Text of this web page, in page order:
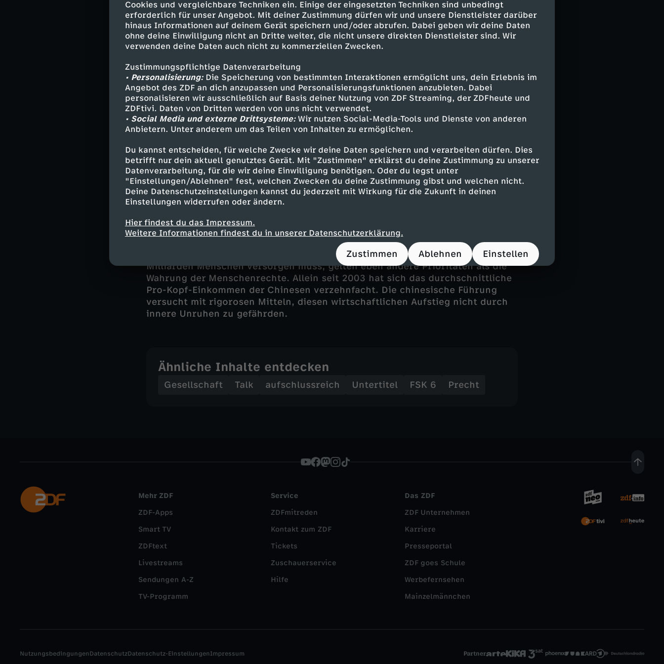
Cookies und vergleichbare Techniken ein. Einige der eingesetzten Techniken sind unbedingt
erforderlich für unser Angebot. Mit deiner Zustimmung dürfen wir und unsere Dienstleister darüber
hinaus Informationen auf deinem Gerät speichern und/oder abrufen. Dabei geben wir deine Daten
ohne deine Einwilligung nicht an Dritte weiter, die nicht unsere direkten Dienstleister sind. Wir
verwenden deine Daten auch nicht zu kommerziellen Zwecken.
Zustimmungspflichtige Datenverarbeitung
• Personalisierung:Die Speicherung von bestimmten Interaktionen ermöglicht uns, dein Erlebnis im
Angebot des ZDF an dich anzupassen und Personalisierungsfunktionen anzubieten. Dabei
personalisieren wir ausschließlich auf Basis deiner Nutzung von ZDF Streaming, der ZDFheute und
ZDFtivi. Daten von Dritten werden von uns nicht verwendet.
• Social Media und externe Drittsysteme:Wir nutzen Social-Media-Tools und Dienste von anderen
Anbietern. Unter anderem um das Teilen von Inhalten zu ermöglichen.
Du kannst entscheiden, für welche Zwecke wir deine Daten speichern und verarbeiten dürfen. Dies
betrifft nur dein aktuell genutztes Gerät. Mit "Zustimmen" erklärst du deine Zustimmung zu unserer
Datenverarbeitung, für die wir deine Einwilligung benötigen. Oder du legst unter
"Einstellungen/Ablehnen" fest, welchen Zwecken du deine Zustimmung gibst und welchen nicht.
Deine Datenschutzeinstellungen kannst du jederzeit mit Wirkung für die Zukunft in deinen
Einstellungen widerrufen oder ändern.
Hier findest du das Impressum.
Weitere Informationen findest du in unserer Datenschutzerklärung.
Zustimmen Ablehnen Einstellen
Parallele zur Überwindung der Adelsgesellschaft im 19. Jahrhundert. Die
Mehrheit der Bürger wollte sich damals von der Minderheit des Adels nicht
mehr die Spielregeln diktieren lassen. Ebenso weigert sich heute die Mehrheit
der Weltbevölkerung – allen voran China –, sich auf globaler Ebene der
Hegemonie des Westens weiter unterzuordnen.
Doch wie soll Deutschland mit einem immer mächtigeren China umgehen? Auf
der einen Seite ist die Volksrepublik nach den USA der wichtigste
Handelspartner, auf der anderen Seite erfordert eine wertegeleitete
Außenpolitik, dass man Peking mit der Verletzung der Menschenrechte
konfrontiert. Kann man Milliardeninvestitionen Chinas in die heimische
Infrastruktur zulassen und gleichzeitig die Verfolgung der Uiguren, die
Drohungen gegen Taiwan und den gravierenden Mangel an Rechtsstaatlichkeit
anprangern?
China sieht sich jedoch – anders als der Westen – nicht im Kampf zwischen
Demokratien und Autokratien, sondern als Aufsteiger – und im Wettkampf mit
den etablierten Mächten des Westens, so Frank Sieren. Für ein Land, das 1,4
Milliarden Menschen versorgen muss, gelten eben andere Prioritäten als die
Wahrung der Menschenrechte. Allein seit 2003 hat sich das durchschnittliche
Pro-Kopf-Einkommen der Chinesen verzehnfacht. Die chinesische Führung
versucht mit rigorosen Mitteln, diesen wirtschaftlichen Aufstieg nicht durch
innere Unruhen zu gefährden.
Ähnliche Inhalte entdecken
Gesellschaft Talk aufschlussreich Untertitel FSK 6 Precht
Mehr ZDF
ZDF-Apps
Smart TV
ZDFtext
Livestreams
Sendungen A-Z
TV-Programm
Service
ZDFmitreden
Kontakt zum ZDF
Tickets
Zuschauerservice
Hilfe
Das ZDF
ZDF Unternehmen
Karriere
Presseportal
ZDF goes Schule
Werbefernsehen
Mainzelmännchen
Partner
NutzungsbedingungenDatenschutzDatenschutz-EinstellungenImpressum